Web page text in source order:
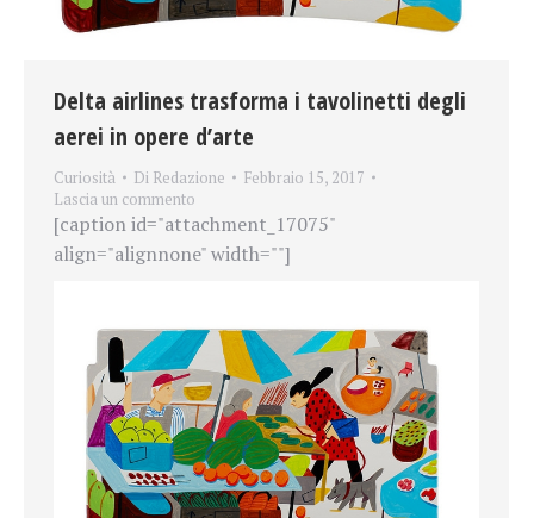
Delta airlines trasforma i tavolinetti degli
aerei in opere d’arte
Curiosità Di Redazione
Febbraio 15, 2017
Lascia un commento
[caption id="attachment_17075"
align="alignnone" width=""]